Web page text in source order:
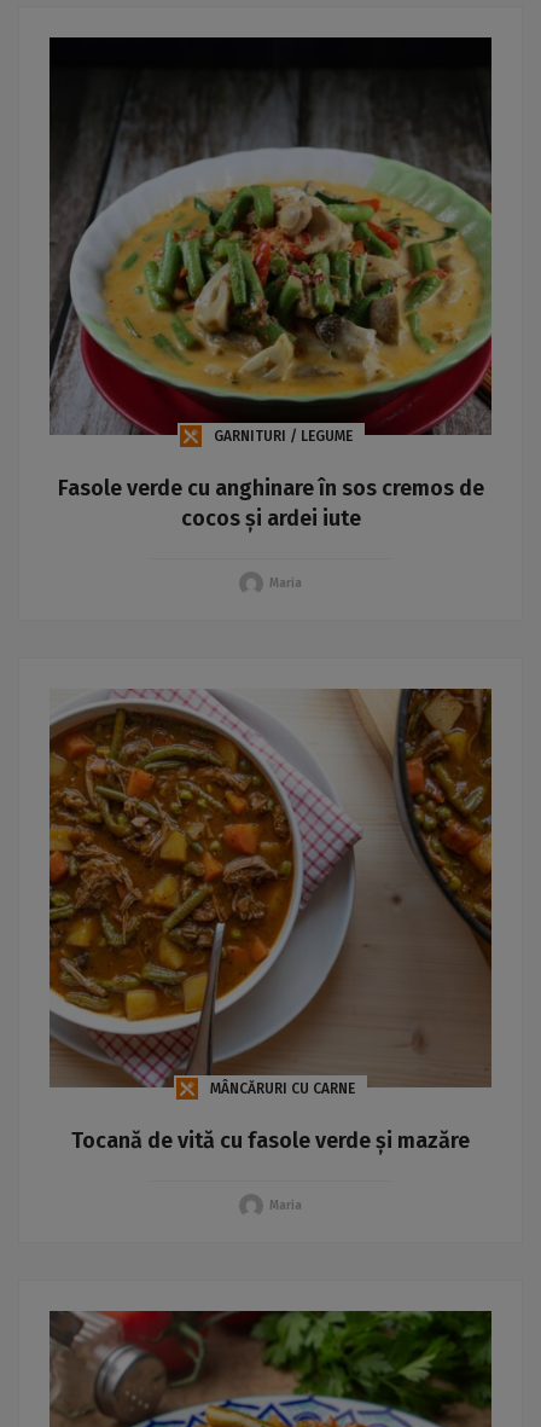
GARNITURI / LEGUME
Fasole verde cu anghinare în sos cremos de
cocos și ardei iute
Maria
MÂNCĂRURI CU CARNE
Tocană de vită cu fasole verde și mazăre
Maria